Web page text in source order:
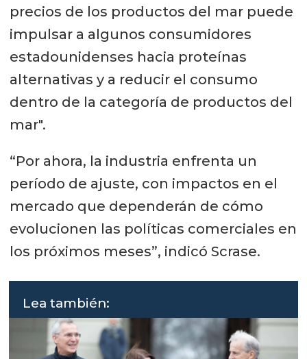
precios de los productos del mar puede
impulsar a algunos consumidores
estadounidenses hacia proteínas
alternativas y a reducir el consumo
dentro de la categoría de productos del
mar".
“Por ahora, la industria enfrenta un
período de ajuste, con impactos en el
mercado que dependerán de cómo
evolucionen las políticas comerciales en
los próximos meses”, indicó Scrase.
Lea también: